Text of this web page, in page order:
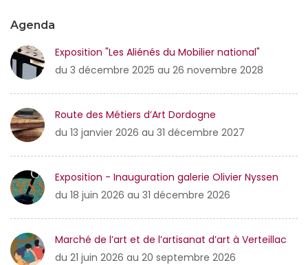
Agenda
Exposition "Les Aliénés du Mobilier national"
du 3 décembre 2025 au 26 novembre 2028
Route des Métiers d’Art Dordogne
du 13 janvier 2026 au 31 décembre 2027
Exposition - Inauguration galerie Olivier Nyssen
du 18 juin 2026 au 31 décembre 2026
Marché de l’art et de l’artisanat d’art à Verteillac
du 21 juin 2026 au 20 septembre 2026